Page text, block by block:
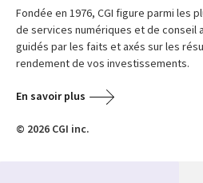
Fondée en 1976, CGI figure parmi les
de services numériques et de conseil
guidés par les faits et axés sur les
rendement de vos investissements.
En savoir plus
© 2026 CGI inc.